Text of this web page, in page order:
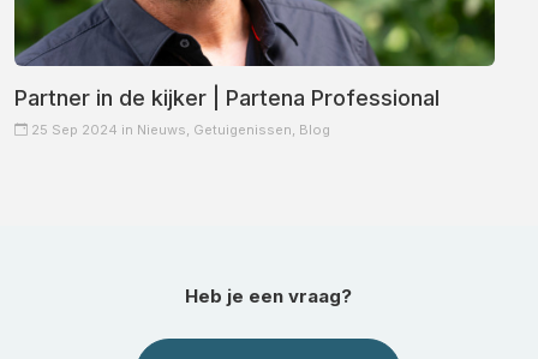
Partner in de kijker | Partena Professional
25 Sep 2024 in Nieuws, Getuigenissen, Blog
Heb je een vraag?